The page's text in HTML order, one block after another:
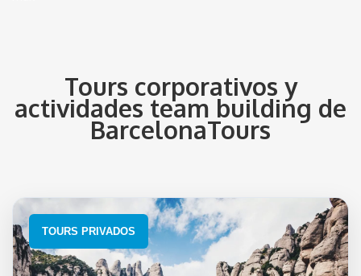
Tours corporativos y
actividades team building de
BarcelonaTours
TOURS PRIVADOS